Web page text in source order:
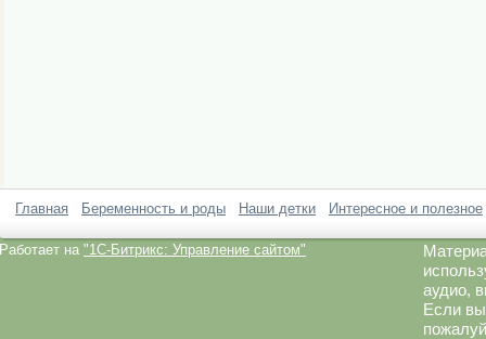
Главная Беременность и роды Наши детки Интересное и полезное
Работает на "1C-Битрикс: Управление сайтом"
аудио,
Если вы